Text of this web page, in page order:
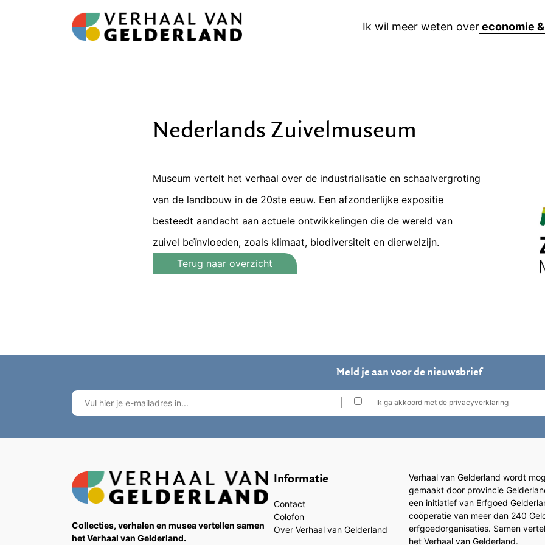
Ik wil meer weten over
Nederlands Zuivelmuseum
Museum vertelt het verhaal over de industrialisatie en schaalvergroting
van de landbouw in de 20ste eeuw. Een afzonderlijke expositie
besteedt aandacht aan actuele ontwikkelingen die de wereld van
zuivel beïnvloeden, zoals klimaat, biodiversiteit en dierwelzijn.
Terug naar overzicht
Meld je aan voor de nieuwsbrief
Ik ga akkoord met de privacyverklaring
Collecties, verhalen en musea vertellen samen
het Verhaal van Gelderland.
Informatie
Contact
Colofon
Over Verhaal van Gelderland
Verhaal van Gelderland wordt
gemaakt door provincie
een initiatief van Erfgoed
coöperatie van meer dan 240
erfgoedorganisaties. Samen
het Verhaal van Gelderland.